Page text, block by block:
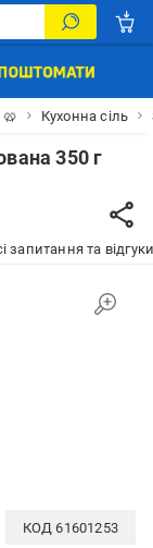
🥨 Кухонна сіль
350 г
запитання та
КОД61601253